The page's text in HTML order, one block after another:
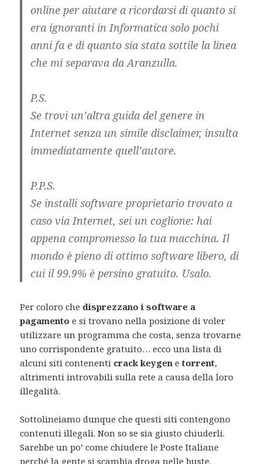
online per aiutare a ricordarsi di quanto si
era ignoranti in Informatica solo pochi
anni fa e di quanto sia stata sottile la linea
che mi separava da Aranzulla.
P.S.
Se trovi un’altra guida del genere in
Internet senza un simile disclaimer, insulta
immediatamente quell’autore.
P.P.S.
Se installi software proprietario trovato a
caso via Internet, sei un coglione: hai
appena compromesso la tua macchina. Il
mondo è pieno di ottimo software libero, di
cui il 99.9% è persino gratuito. Usalo.
Per coloro che disprezzano i software a
pagamento e si trovano nella posizione di voler
utilizzare un programma che costa, senza trovarne
uno corrispondente gratuito… ecco una lista di
alcuni siti contenenti crack keygen etorrent,
altrimenti introvabili sulla rete a causa della loro
illegalità.
Sottolineiamo dunque che questi siti contengono
contenuti illegali. Non so se sia giusto chiuderli.
Sarebbe un po’ come chiudere le Poste Italiane
perché la gente si scambia droga nelle buste.